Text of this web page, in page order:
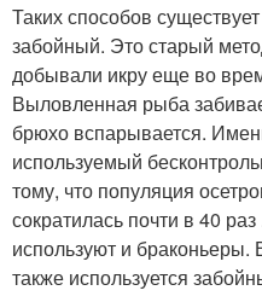
Таких способов
забойный. Это старый
добывали икру еще во
Выловленная рыба
брюхо вспарывается.
используемый
тому, что популяция
сократилась почти в 40
используют и
также используется